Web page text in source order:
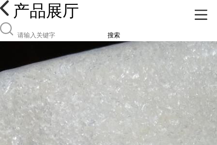
产品展厅
搜索